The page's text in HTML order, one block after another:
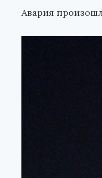
Авария